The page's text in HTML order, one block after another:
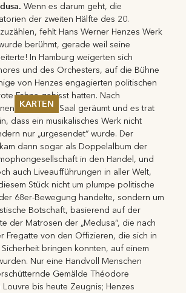
KARTEN
2026
2026
Wenn es darum geht, die
der zweiten Hälfte des 20.
fehlt Hans Werner Henzes Werk
berühmt, gerade weil seine
In Hamburg weigerten sich
und des Orchesters, auf die Bühne
von Henzes engagierten politischen
Fahne gehisst hatten. Nach
wurde der Saal geräumt und es trat
dass ein musikalisches Werk nicht
nur „urgesendet“ wurde. Der
dann sogar als Doppelalbum der
in den Handel, und
auch Liveaufführungen in aller Welt,
Stück nicht um plumpe politische
68er-Bewegung handelte, sondern um
Botschaft, basierend auf der
der Matrosen der „Medusa“, die nach
Fregatte von den Offizieren, die sich in
bringen konnten, auf einem
Nur eine Handvoll Menschen
Gemälde Théodore
bis heute Zeugnis; Henzes